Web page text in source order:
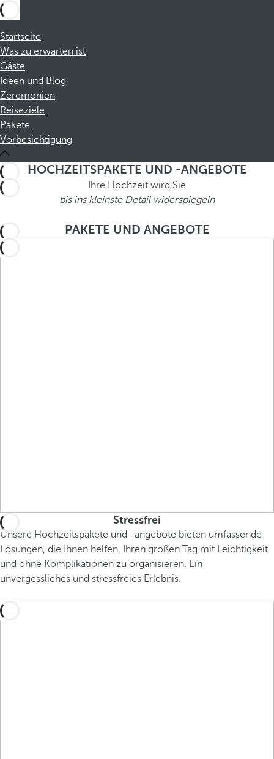
Startseite
Was zu erwarten ist
Gäste
Ideen und Blog
Zeremonien
Reiseziele
Pakete
Vorbesichtigung
HOCHZEITSPAKETE UND -ANGEBOTE
Ihre Hochzeit wird Sie
bis ins kleinste Detail widerspiegeln
PAKETE UND ANGEBOTE
Stressfrei
Unsere Hochzeitspakete und -angebote bieten umfassende
Lösungen, die Ihnen helfen, Ihren großen Tag mit Leichtigkeit
und ohne Komplikationen zu organisieren. Ein
unvergessliches und stressfreies Erlebnis.